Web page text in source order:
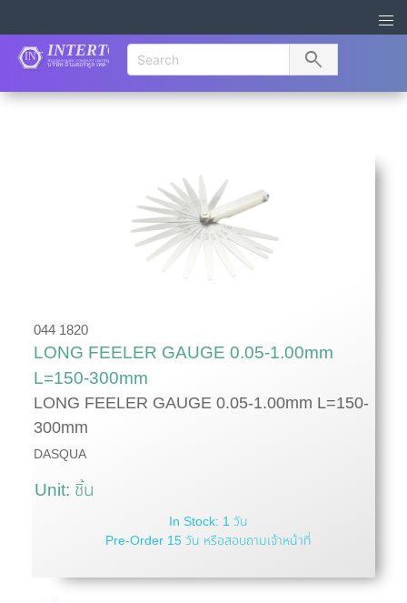
search
044 1820
LONG FEELER GAUGE 0.05-1.00mm
L=150-300mm
LONG FEELER GAUGE 0.05-1.00mm L=150-
300mm
DASQUA
Unit: ชิ้น
In Stock: 1 วัน
Pre-Order 15 วัน หรือสอบถามเจ้าหน้าที่